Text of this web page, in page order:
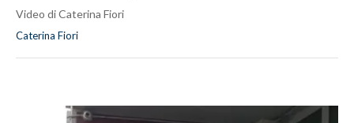
Video di Caterina Fiori
Caterina Fiori